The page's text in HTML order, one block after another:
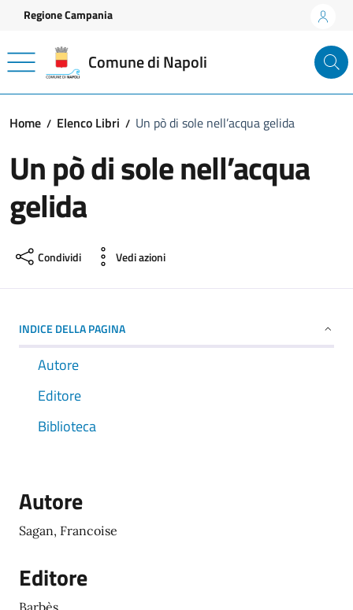
Vai ai contenuti
Vai al footer
Regione Campania
Comune di Napoli
Home Elenco Libri Un pò di sole nell’acqua gelida
Un pò di sole nell’acqua
gelida
Condividi Vedi azioni
INDICE DELLA PAGINA
Autore
Editore
Biblioteca
Autore
Sagan, Francoise
Editore
Barbès